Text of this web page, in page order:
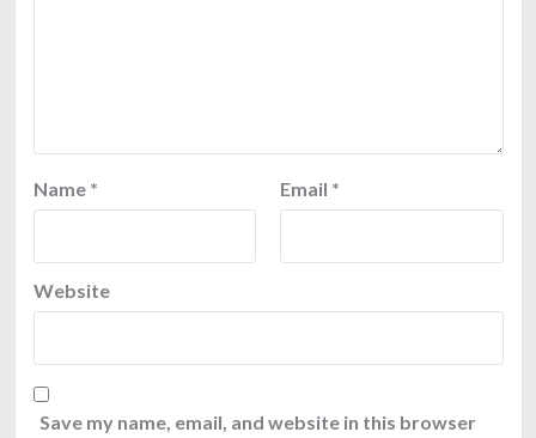
Name * Email *
Website
Save my name, email, and website in this browser